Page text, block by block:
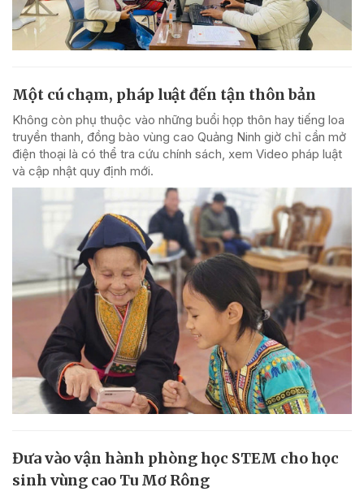
Một cú chạm, pháp luật đến tận thôn bản
Không còn phụ thuộc vào những buổi họp thôn hay tiếng loa
truyền thanh, đồng bào vùng cao Quảng Ninh giờ chỉ cần mở
điện thoại là có thể tra cứu chính sách, xem Video pháp luật
và cập nhật quy định mới.
Đưa vào vận hành phòng học STEM cho học
sinh vùng cao Tu Mơ Rông